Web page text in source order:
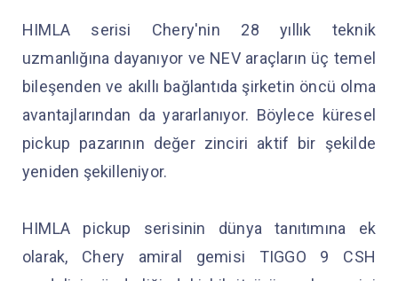
HIMLA serisi Chery'nin 28 yıllık teknik
uzmanlığına dayanıyor ve NEV araçların üç temel
bileşenden ve akıllı bağlantıda şirketin öncü olma
avantajlarından da yararlanıyor. Böylece küresel
pickup pazarının değer zinciri aktif bir şekilde
yeniden şekilleniyor.
HIMLA pickup serisinin dünya tanıtımına ek
olarak, Chery amiral gemisi TIGGO 9 CSH